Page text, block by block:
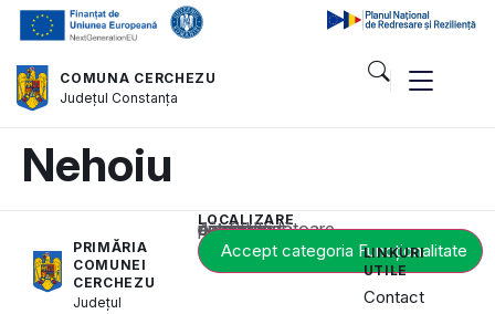
COMUNA CERCHEZU
JudețulConstanța
Nehoiu
PRIMĂRIA
COMUNEI
CERCHEZU
Județul
LOCALIZARE
Acest conținut este blocat până când acceptați categoria corespunzătoare de cookie-uri.
Accept categoria Funcționalitate
LINKURI
UTILE
Contact